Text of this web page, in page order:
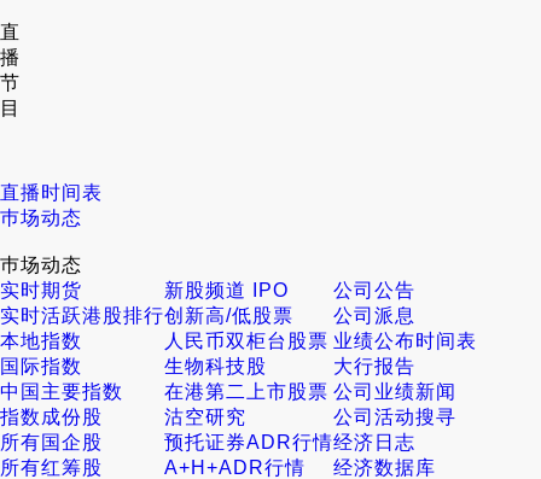
直
播
节
目
直播时间表
巿场动态
巿场动态
实时期货
新股频道 IPO
公司公告
实时活跃港股排行创新高/低股票
公司派息
本地指数
人民币双柜台股票 业绩公布时间表
国际指数
生物科技股
大行报告
中国主要指数
在港第二上市股票 公司业绩新闻
指数成份股
沽空研究
公司活动搜寻
所有国企股
预托证券ADR行情经济日志
所有红筹股
A+H+ADR行情
经济数据库